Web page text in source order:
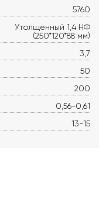
5760
Утолщенный 1,4 НФ
(250*120*88 мм)
3,7
50
200
0,56-0,61
13-15